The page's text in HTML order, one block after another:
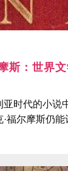
斯：世界
亚时代的小说
福尔摩斯仍